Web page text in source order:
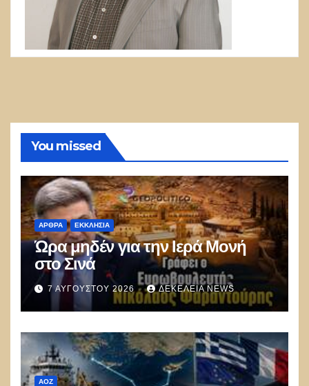
You missed
ΑΡΘΡΑ ΕΚΚΛΗΣΊΑ
Ώρα μηδέν για την Ιερά Μονή
στο Σινά
7 ΑΥΓΟΎΣΤΟΥ 2026 ΔΕΚΈΛΕΙΑ NEWS
ΑΟΖ